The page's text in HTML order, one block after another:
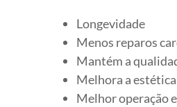
Longevidade
Menos reparos
Mantém a
Melhora a estética
Melhor operação